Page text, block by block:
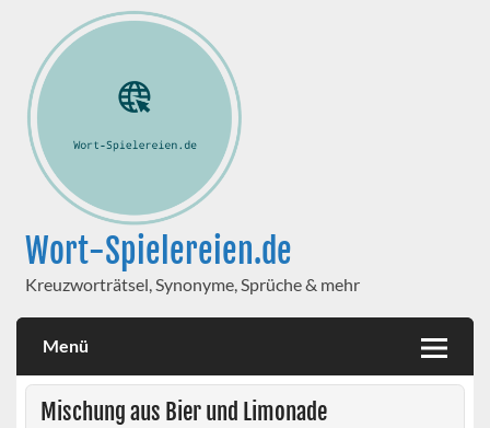
Wort-Spielereien.de
Kreuzworträtsel, Synonyme, Sprüche & mehr
Menü
Mischung aus Bier und Limonade